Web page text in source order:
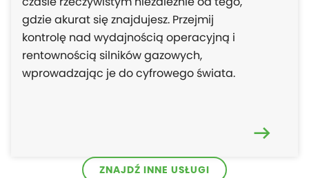
gdzie akurat się znajdujesz. Przejmij
kontrolę nad wydajnością operacyjną i
rentownością silników gazowych,
wprowadzając je do cyfrowego świata.
ZNAJDŹ INNE USŁUGI